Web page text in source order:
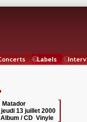
Matador
jeudi 13 juillet 2000
Album / CD Vinyle